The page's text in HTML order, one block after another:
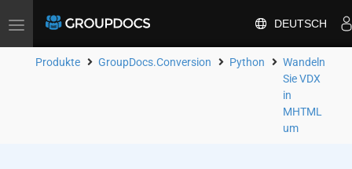
Toggle
DEUTSCH
Produkte GroupDocs.Conversion Python
Wandeln
Sie VDX
in
MHTML
um